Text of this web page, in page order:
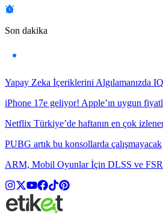
Son dakika
Yapay Zeka İçeriklerini Algılamanızda
iPhone 17e geliyor! Apple’ın uygun
Netflix Türkiye’de haftanın en çok
PUBG artık bu konsollarda çalışmayacak
ARM, Mobil Oyunlar İçin DLSS ve FSR